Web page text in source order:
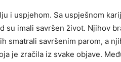
i uspjehom. Sa uspješnom
su imali savršen život. Njihov
smatrali savršenim parom, a
je zračila iz svake objave.